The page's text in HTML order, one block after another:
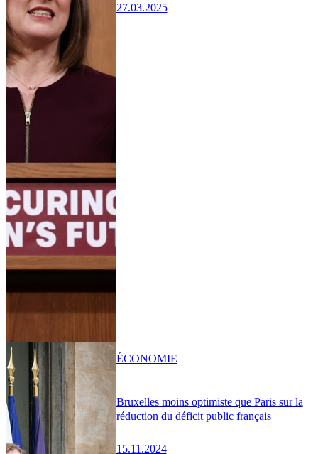
27.03.2025
Bruxelles moins optimiste que Paris sur la
réduction du déficit public français
15.11.2024
ÉCONOMIE